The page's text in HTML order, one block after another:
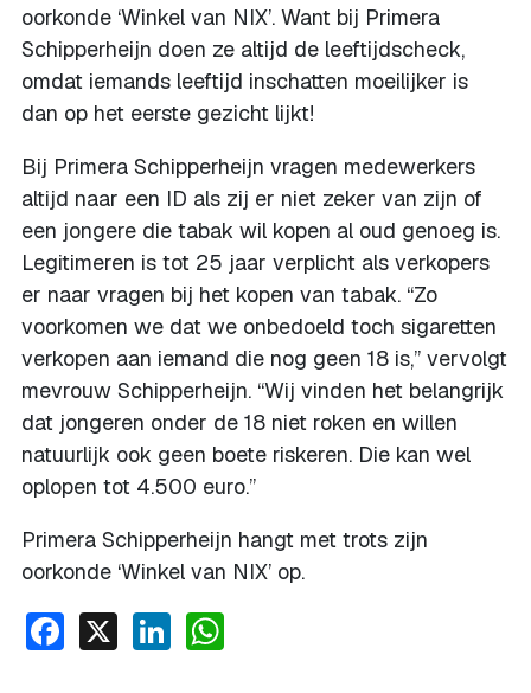
oorkonde ‘Winkel van NIX’. Want bij Primera
Schipperheijn doen ze altijd de leeftijdscheck,
omdat iemands leeftijd inschatten moeilijker is
dan op het eerste gezicht lijkt!
Bij Primera Schipperheijn vragen medewerkers
altijd naar een ID als zij er niet zeker van zijn of
een jongere die tabak wil kopen al oud genoeg is.
Legitimeren is tot 25 jaar verplicht als verkopers
er naar vragen bij het kopen van tabak. “Zo
voorkomen we dat we onbedoeld toch sigaretten
verkopen aan iemand die nog geen 18 is,” vervolgt
mevrouw Schipperheijn. “Wij vinden het belangrijk
dat jongeren onder de 18 niet roken en willen
natuurlijk ook geen boete riskeren. Die kan wel
oplopen tot 4.500 euro.”
Primera Schipperheijn hangt met trots zijn
oorkonde ‘Winkel van NIX’ op.
Facebook
X LinkedIn